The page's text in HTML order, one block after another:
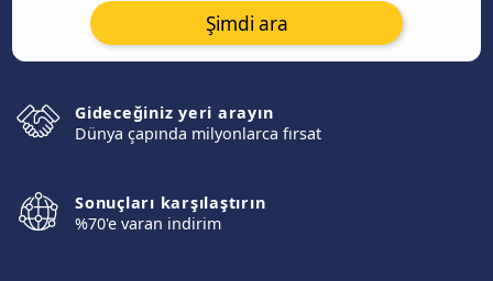
Şimdi ara
Gideceğiniz yeri arayın
Dünya çapında milyonlarca fırsat
Sonuçları karşılaştırın
%70'e varan indirim